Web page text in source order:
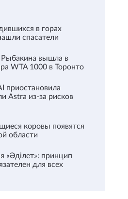
в горах
спасатели
Рыбакина вышла в
WTA 1000 в Торонто
приостановила
Astra из-за рисков
коровы появятся
области
«Әділет»: принцип
для всех